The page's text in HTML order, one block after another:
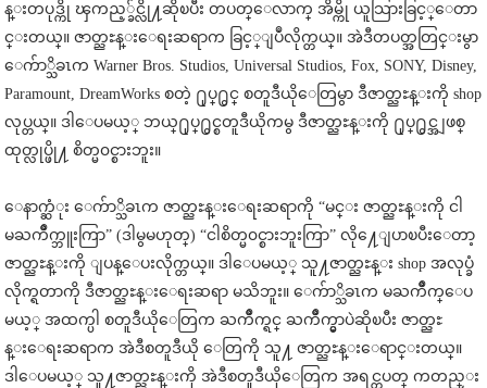
န္းတပုဒ္ကို ၾကည့္ခ်င္လို႔ဆိုၿပီး တပတ္ေလာက္ အိမ္ကို ယူသြားခြင့္ေတာ
င္းတယ္။ ဇာတ္ညႊန္းေရးဆရာက ခြင့္ျပဳလိုက္တယ္။ အဲဒီတပတ္အတြင္းမွာ
ေက်ာ္သိခၤက Warner Bros. Studios, Universal Studios, Fox, SONY, Disney,
Paramount, DreamWorks စတဲ့ ႐ုပ္႐ွင္ စတူဒီယိုေတြမွာ ဒီဇာတ္ညႊန္းကို shop
လုပ္တယ္။ ဒါေပမယ့္ ဘယ္႐ုပ္႐ွင္စတူဒီယိုကမွ ဒီဇာတ္ညႊန္းကို ႐ုပ္႐ွင္အျဖစ္
ထုတ္လုပ္ဖို႔ စိတ္မ၀င္စားဘူး။
ေနာက္ဆံုး ေက်ာ္သိခၤက ဇာတ္ညႊန္းေရးဆရာကို “မင္း ဇာတ္ညႊန္းကို ငါ
မႀကိဳက္ဘူးကြာ” (ဒါမွမဟုတ္) “ငါစိတ္မ၀င္စားဘူးကြာ” လို႔ေျပာၿပီးေတာ့
ဇာတ္ညႊန္းကို ျပန္ေပးလိုက္တယ္။ ဒါေပမယ့္ သူ႔ဇာတ္ညႊန္း shop အလုပ္ခံ
လိုက္ရတာကို ဒီဇာတ္ညႊန္းေရးဆရာ မသိဘူး။ ေက်ာ္သိခၤက မႀကိဳက္ေပ
မယ့္ အထက္ပါ စတူဒီယိုေတြက ႀကိဳက္ရင္ ႀကိဳက္မွာပဲဆိုၿပီး ဇာတ္ညႊ
န္းေရးဆရာက အဲဒီစတူဒီယို ေတြကို သူ႔ ဇာတ္ညႊန္းေရာင္းတယ္။
ဒါေပမယ့္ သူ႔ဇာတ္ညႊန္းကို အဲဒီစတူဒီယိုေတြက အရင္တပတ္ ကတည္း